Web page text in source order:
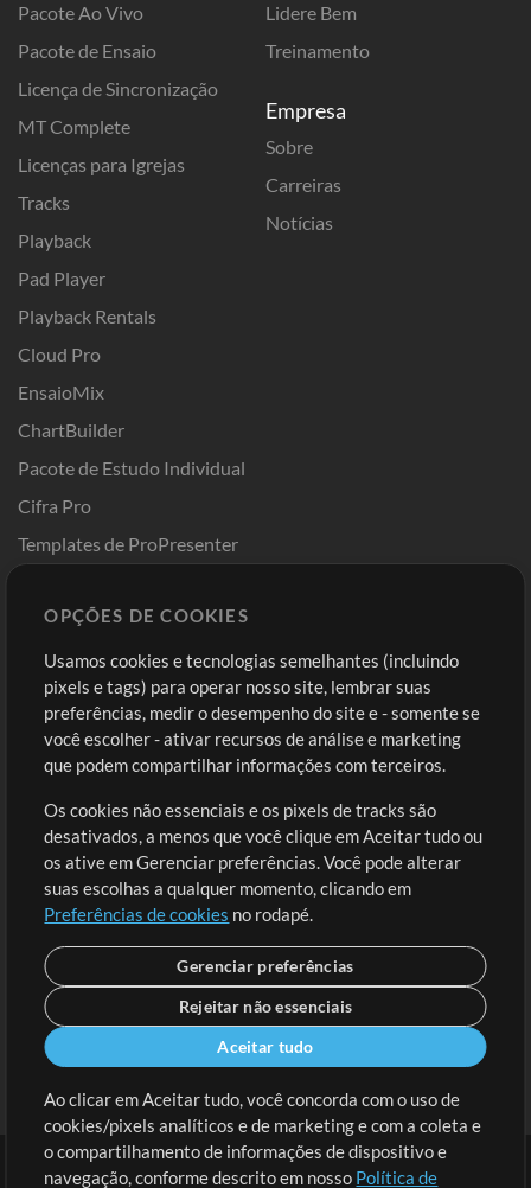
Pacote Ao Vivo
Pacote de Ensaio
Licença de Sincronização
MT Complete
Licenças para Igrejas
Tracks
Playback
Pad Player
Playback Rentals
Cloud Pro
EnsaioMix
ChartBuilder
Pacote de Estudo Individual
Cifra Pro
Templates de ProPresenter
Lidere Bem
Treinamento
Empresa
Sobre
Carreiras
Notícias
Comprar Créditos
Conteúdo Grátis
Solicite uma Música
Extras
Sessões
Envie seu conteúdo
Playlist
MT Conference
Entre
Cadastre-se
Ir ao carrinho
OPÇÕES DE COOKIES
Usamos cookies e tecnologias semelhantes (incluindo
pixels e tags) para operar nosso site, lembrar suas
preferências, medir o desempenho do site e - somente se
você escolher - ativar recursos de análise e marketing
que podem compartilhar informações com terceiros.
Os cookies não essenciais e os pixels de tracks são
desativados, a menos que você clique em Aceitar tudo ou
os ative em Gerenciar preferências. Você pode alterar
suas escolhas a qualquer momento, clicando em
Preferências de cookies no rodapé.
Gerenciar preferências
Rejeitar não essenciais
Aceitar tudo
Ao clicar em Aceitar tudo, você concorda com o uso de
cookies/pixels analíticos e de marketing e com a coleta e
o compartilhamento de informações de dispositivo e
navegação, conforme descrito em nosso Política de